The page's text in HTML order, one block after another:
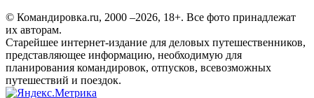
© Командировка.ru, 2000 –2026, 18+. Все фото принадлежат
их авторам.
Старейшее интернет-издание для деловых путешественников,
представляющее информацию, необходимую для
планирования командировок, отпусков, всевозможных
путешествий и поездок.